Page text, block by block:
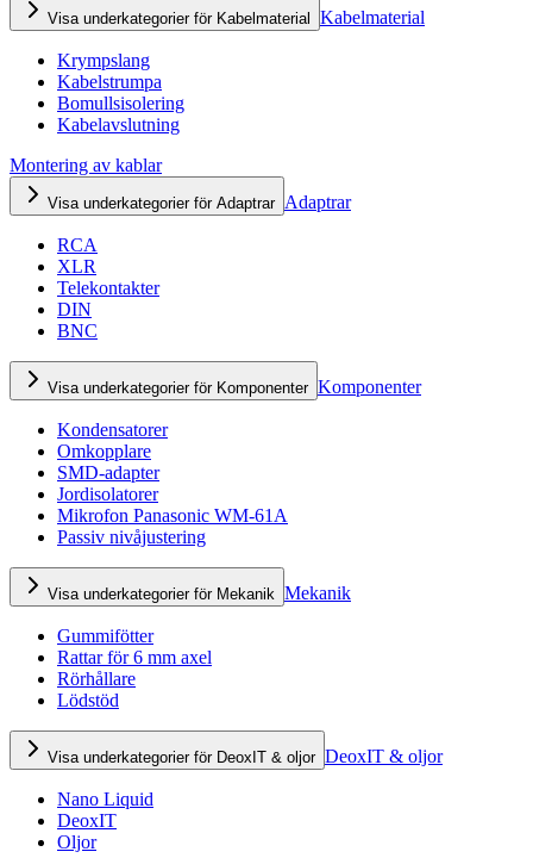
Visa underkategorier för Kabelmaterial Kabelmaterial
Krympslang
Kabelstrumpa
Bomullsisolering
Kabelavslutning
Montering av kablar
Visa underkategorier för Adaptrar Adaptrar
RCA
XLR
Telekontakter
DIN
BNC
Visa underkategorier för Komponenter Komponenter
Kondensatorer
Omkopplare
SMD-adapter
Jordisolatorer
Mikrofon Panasonic WM-61A
Passiv nivåjustering
Visa underkategorier för Mekanik Mekanik
Gummifötter
Rattar för 6 mm axel
Rörhållare
Lödstöd
Visa underkategorier för DeoxIT & oljor DeoxIT & oljor
Nano Liquid
DeoxIT
Oljor